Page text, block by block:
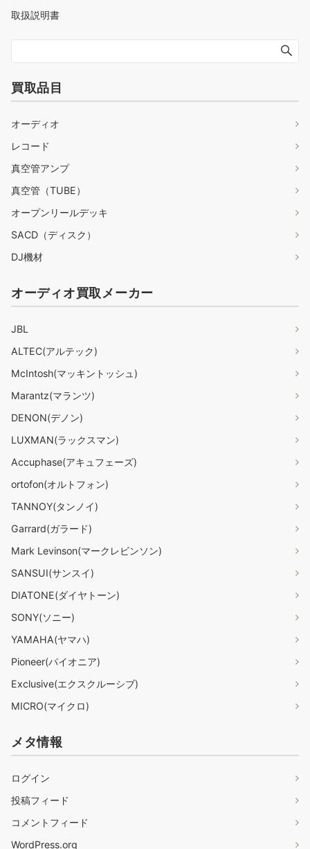
取扱説明書
買取品目
オーディオ
レコード
真空管アンプ
真空管（TUBE）
オープンリールデッキ
SACD（ディスク）
DJ機材
オーディオ買取メーカー
JBL
ALTEC(アルテック)
McIntosh(マッキントッシュ)
Marantz(マランツ)
DENON(デノン)
LUXMAN(ラックスマン)
Accuphase(アキュフェーズ)
ortofon(オルトフォン)
TANNOY(タンノイ)
Garrard(ガラード)
Mark Levinson(マークレビンソン)
SANSUI(サンスイ)
DIATONE(ダイヤトーン)
SONY(ソニー)
YAMAHA(ヤマハ)
Pioneer(パイオニア)
Exclusive(エクスクルーシブ)
MICRO(マイクロ)
メタ情報
ログイン
投稿フィード
コメントフィード
WordPress.org